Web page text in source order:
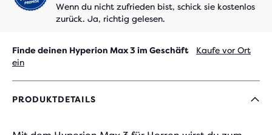
Wenn du nicht zufrieden bist, schick sie kostenlos
zurück. Ja, richtig gelesen.
Finde deinen Hyperion Max 3 im Geschäft
Kaufe vor Ort
ein
PRODUKTDETAILS